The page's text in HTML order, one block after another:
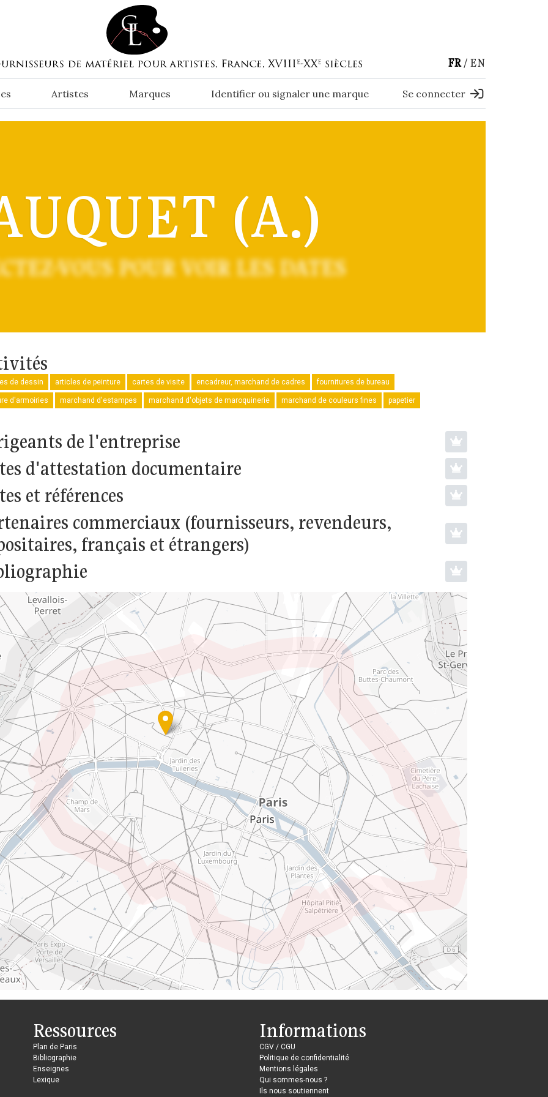
FR EN
Artistes Marques Identifier ou signaler une marque Se connecter
(A.)
VOUS POUR VOIR LES DATES
de dessin articles de peinture cartes de visite encadreur, marchand de cadres fournitures de bureau
d'armoiries marchand d'estampes marchand d'objets de maroquinerie marchand de couleurs fines papetier
de l'entreprise
d'attestation documentaire
et références
commerciaux (fournisseurs, revendeurs,
français et étrangers)
Ressources
Plan de Paris
Bibliographie
Enseignes
Lexique
Informations
CGV / CGU
Politique de confidentialité
Mentions légales
Qui sommes-nous ?
Ils nous soutiennent